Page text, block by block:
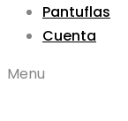
Pantuflas
Cuenta
Menu